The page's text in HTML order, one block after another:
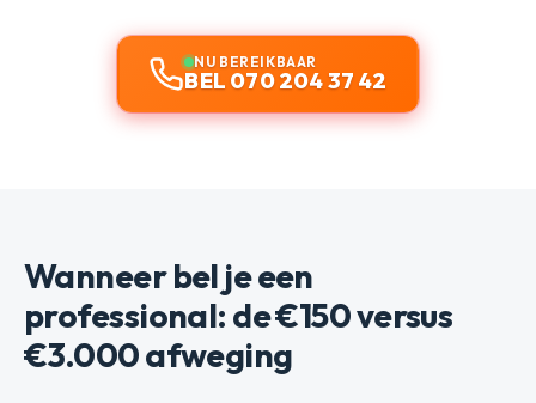
NU BEREIKBAAR
BEL 070 204 37 42
Wanneer bel je een
professional: de €150 versus
€3.000 afweging